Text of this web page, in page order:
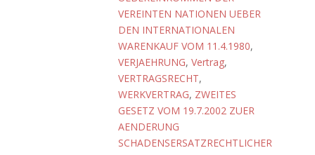
VEREINTEN NATIONEN UEBER
DEN INTERNATIONALEN
WARENKAUF VOM 11.4.1980,
VERJAEHRUNG, Vertrag,
VERTRAGSRECHT,
WERKVERTRAG, ZWEITES
GESETZ VOM 19.7.2002 ZUER
AENDERUNG
SCHADENSERSATZRECHTLICHER